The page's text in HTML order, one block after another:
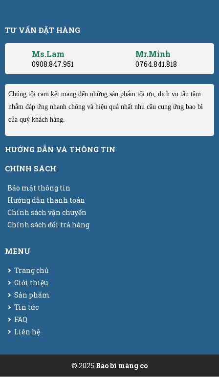
TƯ VẤN ĐẶT HÀNG
Ms.Lam
0908.847.951
Mr.Minh
0764.841.818
Chúng tôi cam kết mang đến những sản phẩm tối ưu, dịch vụ tận tâm
nhằm đáp ứng nhanh chóng và hiệu quả nhất nhu cầu cung ứng bao bì
của quý khách hàng.
HƯỚNG DẪN VÀ THÔNG TIN
CHÍNH SÁCH
Bảo mật thông tin
Hướng dẫn thanh toán
Chính sách vận chuyển
Chính sách đổi trả hàng
MENU
Trang chủ
Giới thiệu
Sản phẩm
Tin tức
FAQ
Liên hệ
© 2025 Bao bì màng co